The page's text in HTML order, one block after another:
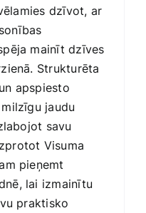
dzīvot, ar
mainīt dzīves
Strukturēta
apspiesto
jaudu
savu
Visuma
pieņemt
lai izmainītu
praktisko